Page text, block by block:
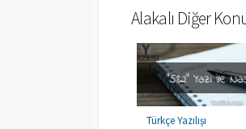
Alakalı Diğer
Türkçe Yazılışı